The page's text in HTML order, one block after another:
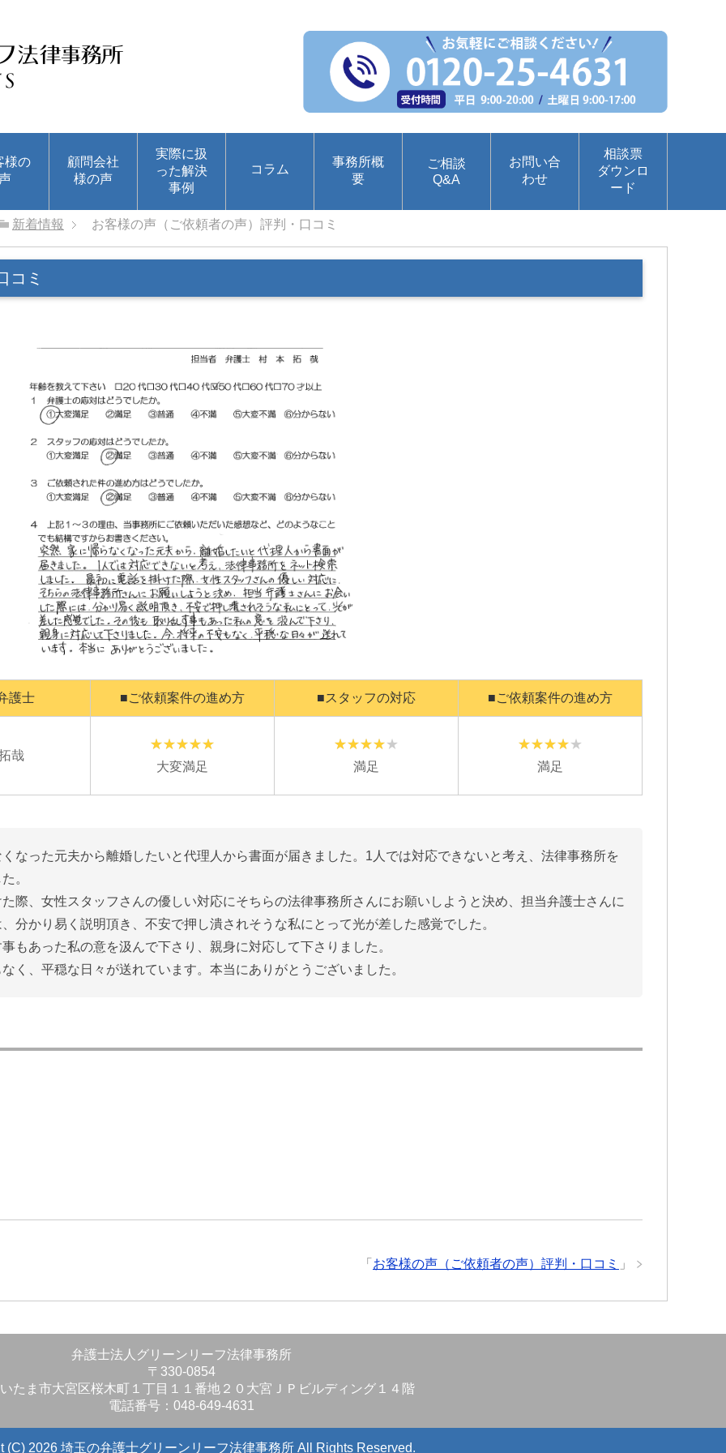
様の
顧問会社
様の声
実際に扱
った解決
事例
コラム
事務所概
要
ご相談
Q&A
お問い合
わせ
相談票
ダウンロ
ード
新着情報 お客様の声（ご依頼者の声）評判・口コミ
コミ
護士 ■ご依頼案件の進め方 ■スタッフの対応 ■ご依頼案件の進め方
哉
大変満足
満足 満足
なった元夫から離婚したいと代理人から書面が届きました。1人では対応できないと考え、法律事務所を
。
際、女性スタッフさんの優しい対応にそちらの法律事務所さんにお願いしようと決め、担当弁護士さんに
分かり易く説明頂き、不安で押し潰されそうな私にとって光が差した感覚でした。
もあった私の意を汲んで下さり、親身に対応して下さりました。
く、平穏な日々が送れています。本当にありがとうございました。
「 お客様の声（ご依頼者の声）評判・口コミ 」
弁護士法人グリーンリーフ法律事務所
〒330-0854
たま市大宮区桜木町１丁目１１番地２０大宮ＪＰビルディング１４階
電話番号：048-649-4631
(C) 2026 埼玉の弁護士グリーンリーフ法律事務所 All Rights Reserved.